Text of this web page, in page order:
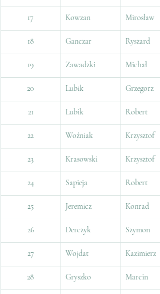
17 Kowzan Mirosław
18 Ganczar Ryszard
19 Zawadzki Michał
20 Lubik Grzegorz
21 Lubik Robert
22 Woźniak Krzysztof
23 Krasowski Krzysztof
24 Sapieja Robert
25 Jeremicz Konrad
26 Derczyk Szymon
27 Wojdat Kazimierz
28 Gryszko Marcin